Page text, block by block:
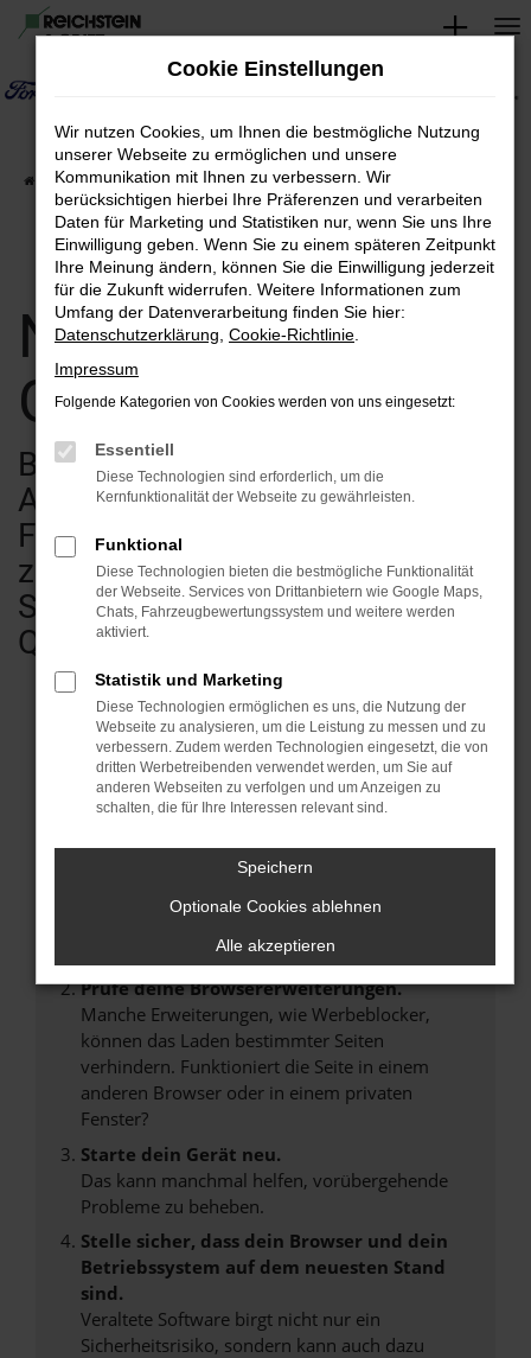
Zum
springen
Startseite Verkauf Fahrzeugsuche
Neuwagen &
Gebrauchtwagen
Bei uns finden Sie eine breite
Auswahl an verschiedenen
Fahrzeugen - vom Kleinwagen bis
zum Transporter & Wohnmobil.
Sofort verfügbar in geprüfter
Qualität.
Fehler: Network Error
Beim Laden ist ein Fehler aufgetreten.
Überprüfe deine Firewall und deine
Internetverbindung.
Prüfe deine Browsererweiterungen.
Manche Erweiterungen, wie Werbeblocker,
können das Laden bestimmter Seiten
verhindern. Funktioniert die Seite in einem
anderen Browser oder in einem privaten
Fenster?
Starte dein Gerät neu.
Das kann manchmal helfen, vorübergehende
Probleme zu beheben.
Stelle sicher, dass dein Browser und dein
Betriebssystem auf dem neuesten Stand
sind.
Veraltete Software birgt nicht nur ein
Sicherheitsrisiko, sondern kann auch dazu
Cookie Einstellungen
Wir nutzen Cookies, um Ihnen die bestmögliche Nutzung
unserer Webseite zu ermöglichen und unsere
Kommunikation mit Ihnen zu verbessern. Wir
berücksichtigen hierbei Ihre Präferenzen und verarbeiten
Daten für Marketing und Statistiken nur, wenn Sie uns Ihre
Einwilligung geben. Wenn Sie zu einem späteren Zeitpunkt
Ihre Meinung ändern, können Sie die Einwilligung jederzeit
für die Zukunft widerrufen. Weitere Informationen zum
Umfang der Datenverarbeitung finden Sie hier:
Datenschutzerklärung Cookie-Richtlinie
Impressum
Folgende Kategorien von Cookies werden von uns eingesetzt:
Essentiell
Diese Technologien sind erforderlich, um die
Kernfunktionalität der Webseite zu gewährleisten.
Funktional
Diese Technologien bieten die bestmögliche Funktionalität
der Webseite. Services von Drittanbietern wie Google Maps,
Chats, Fahrzeugbewertungssystem und weitere werden
aktiviert.
Statistik und Marketing
Diese Technologien ermöglichen es uns, die Nutzung der
Webseite zu analysieren, um die Leistung zu messen und zu
verbessern. Zudem werden Technologien eingesetzt, die von
dritten Werbetreibenden verwendet werden, um Sie auf
anderen Webseiten zu verfolgen und um Anzeigen zu
schalten, die für Ihre Interessen relevant sind.
Speichern
Optionale Cookies ablehnen
Alle akzeptieren